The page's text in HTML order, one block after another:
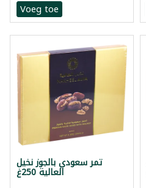
Voeg toe
تمر سعودي بالجوز نخيل
العالية 250غ